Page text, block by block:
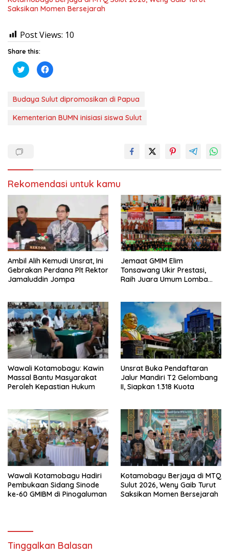
Saksikan Momen Bersejarah
Post Views: 10
Share this:
K
l
n
t
k
b
a
a
w
t
t
e
M
e
m
b
u
k
a
d
e
n
d
e
l
a
y
a
n
g
a
r
u
)
K
l
n
t
k
m
a
d
F
b
o
o
k
(
M
e
m
b
u
k
i
j
e
n
d
e
l
a
y
a
g
b
a
r
Budaya Sulut dipromosikan di Papua
Kementerian BUMN inisiasi siswa Sulut
Rekomendasi untuk kamu
Ambil Alih Kemudi Unsrat, Ini
Gebrakan Perdana Plt Rektor
Jamaluddin Jompa
Jemaat GMIM Elim
Tonsawang Ukir Prestasi,
Raih Juara Umum Lomba
Wawali Kotamobagu: Kawin
Massal Bantu Masyarakat
Peroleh Kepastian Hukum
Unsrat Buka Pendaftaran
Jalur Mandiri T2 Gelombang
II, Siapkan 1.318 Kuota
Wawali Kotamobagu Hadiri
Pembukaan Sidang Sinode
ke-60 GMIBM di Pinogaluman
Kotamobagu Berjaya di MTQ
Sulut 2026, Weny Gaib Turut
Saksikan Momen Bersejarah
Tinggalkan Balasan